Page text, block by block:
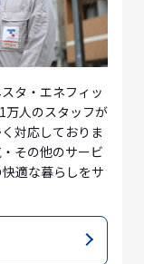
タ・エネフィッ
万人のスタッフが
対応しておりま
その他のサービ
適な暮らしをサ